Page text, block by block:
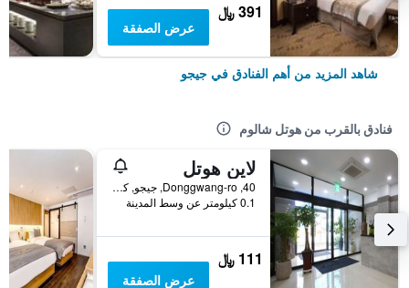
391 ﷼
عرض الصفقة
شاهد المزيد من أهم الفنادق في جيجو
فنادق بالقرب من هوتل شالوم
لاين هوتل
40, Donggwang-ro, جيجو, كوريا الجنوبية
0.1 كيلومتر عن وسط المدينة
111 ﷼
عرض الصفقة